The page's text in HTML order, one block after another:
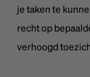
je taken te
recht op
verhoogd